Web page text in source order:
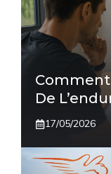
Comment
De
17/05/2026